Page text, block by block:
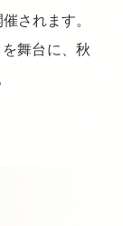
されます。
舞台に、秋